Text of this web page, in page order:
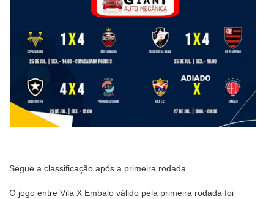
Segue a classificação após a primeira rodada.
O jogo entre Vila X Embalo válido pela primeira rodada foi